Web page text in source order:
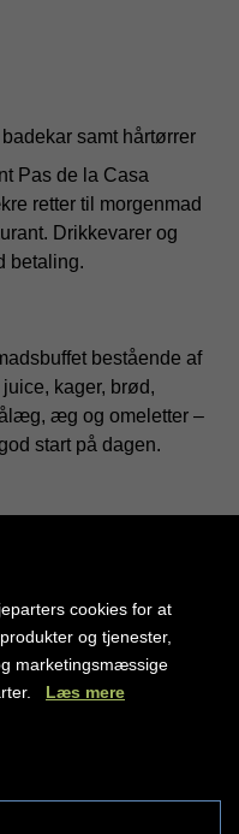
samt hårtørrer
Pas de la Casa
retter til morgenmad
Drikkevarer og
betaling.
bestående af
kager, brød,
æg og omeletter –
start på dagen.
inkluderet)
se information
spanien/
(ca. 3,5 timer)
tilføjes ved bestilling
cookies for at
og tjenester,
marketingsmæssige
Læs mere